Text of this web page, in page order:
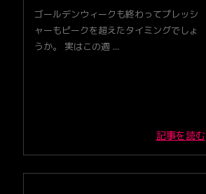
ゴールデンウィークも終わってプレッシ
ャーもピークを超えたタイミングでしょ
うか。 実はこの週 ...
記事を読む